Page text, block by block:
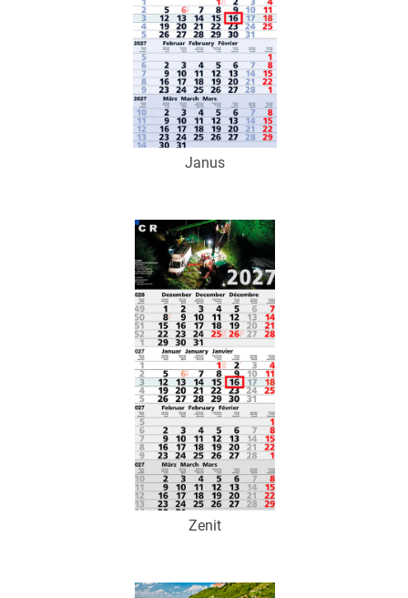
Janus
Art.-Nr.: K53082
Verfügbar
Zum Merkzettel hinzufügen
Zenit
Art.-Nr.: K53074